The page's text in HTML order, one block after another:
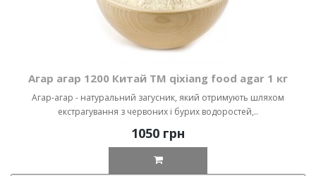
Агар агар 1200 Китай ТМ qixiang food agar 1 кг
Агар-агар - натуральний загусник, який отримують шляхом
екстрагування з червоних і бурих водоростей,..
1050 грн